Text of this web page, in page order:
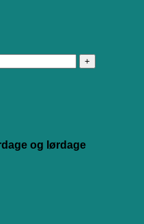
og lørdage